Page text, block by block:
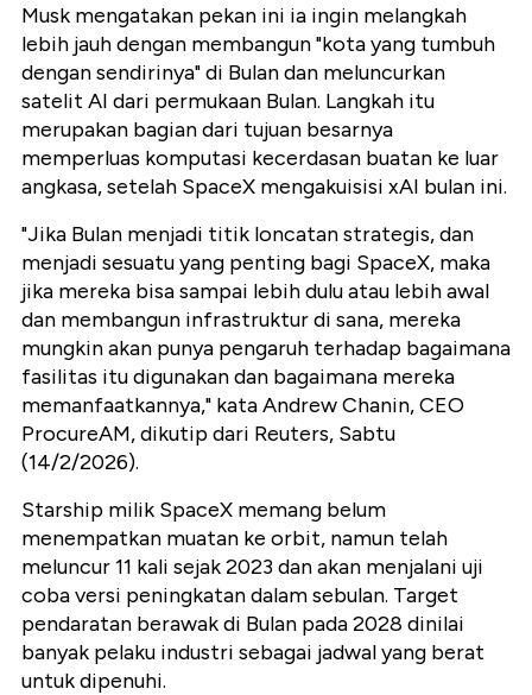
Musk mengatakan pekan ini ia ingin melangkah
lebih jauh dengan membangun "kota yang tumbuh
dengan sendirinya" di Bulan dan meluncurkan
satelit AI dari permukaan Bulan. Langkah itu
merupakan bagian dari tujuan besarnya
memperluas komputasi kecerdasan buatan ke luar
angkasa, setelah SpaceX mengakuisisi xAI bulan ini.
"Jika Bulan menjadi titik loncatan strategis, dan
menjadi sesuatu yang penting bagi SpaceX, maka
jika mereka bisa sampai lebih dulu atau lebih awal
dan membangun infrastruktur di sana, mereka
mungkin akan punya pengaruh terhadap bagaimana
fasilitas itu digunakan dan bagaimana mereka
memanfaatkannya," kata Andrew Chanin, CEO
ProcureAM, dikutip dari Reuters, Sabtu
(14/2/2026).
Starship milik SpaceX memang belum
menempatkan muatan ke orbit, namun telah
meluncur 11 kali sejak 2023 dan akan menjalani uji
coba versi peningkatan dalam sebulan. Target
pendaratan berawak di Bulan pada 2028 dinilai
banyak pelaku industri sebagai jadwal yang berat
untuk dipenuhi.